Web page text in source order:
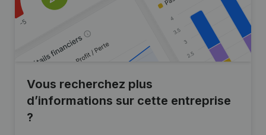
Vous recherchez plus
d’informations sur cette entreprise
?